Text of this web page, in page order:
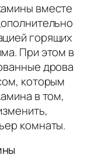
вместе
горящих
При этом в
дрова
которым
в том,
комнаты.